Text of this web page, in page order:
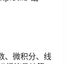
、微积分、线